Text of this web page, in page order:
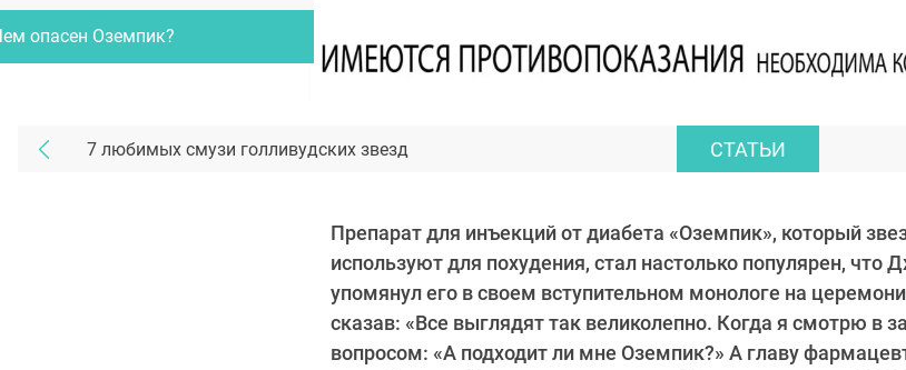
опасен Оземпик?
7 любимых смузи голливудских звезд СТАТЬИ
Препарат для инъекций от диабета «Оземпик», который
используют для похудения, стал настолько популярен,
упомянул его в своем вступительном монологе на
сказав: «Все выглядят так великолепно. Когда я смотрю в
вопросом: «А подходит ли мне Оземпик?» А главу